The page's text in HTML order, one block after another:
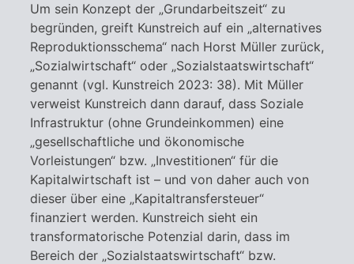
Um sein Konzept der „Grundarbeitszeit“ zu
begründen, greift Kunstreich auf ein „alternatives
Reproduktionsschema“ nach Horst Müller zurück,
„Sozialwirtschaft“ oder „Sozialstaatswirtschaft“
genannt (vgl. Kunstreich 2023: 38). Mit Müller
verweist Kunstreich dann darauf, dass Soziale
Infrastruktur (ohne Grundeinkommen) eine
„gesellschaftliche und ökonomische
Vorleistungen“ bzw. „Investitionen“ für die
Kapitalwirtschaft ist – und von daher auch von
dieser über eine „Kapitaltransfersteuer“
finanziert werden. Kunstreich sieht ein
transformatorische Potenzial darin, dass im
Bereich der „Sozialstaatswirtschaft“ bzw.